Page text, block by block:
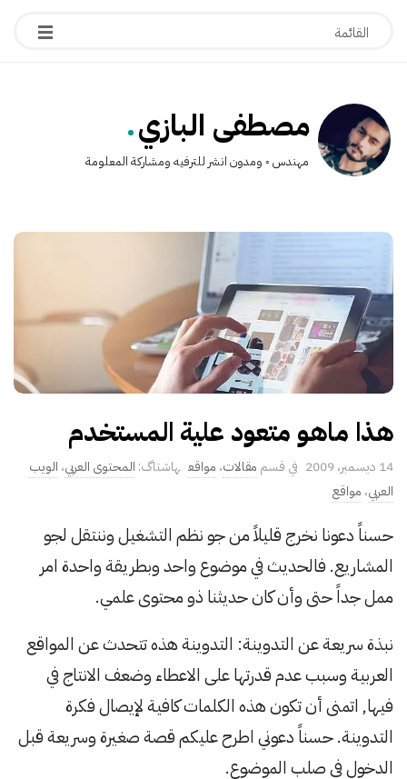
مصطفى البازي.
مهندس ◦ ومدون انشر للترفيه ومشاركة المعلومة
هذا ماهو متعود علية المستخدم
P
u
l
D
t
e
14 ديسمبر، 2009 مقالات، مواقع المحتوى العربي، الويب
العربي، مواقع
حسناً دعونا نخرج قليلاً من جو نظم التشغيل وننتقل لجو
المشاريع. فالحديث في موضوع واحد وبطريقة واحدة امر
ممل جداً حتى وأن كان حديثنا ذو محتوى علمي.
نبذة سريعة عن التدوينة: التدوينة هذه تتحدث عن المواقع
العربية وسبب عدم قدرتها على الاعطاء وضعف الانتاج في
فيها, اتمنى أن تكون هذه الكلمات كافية لإيصال فكرة
التدوينة. حسناً دعوني اطرح عليكم قصة صغيرة وسريعة قبل
الدخول في صلب الموضوع.